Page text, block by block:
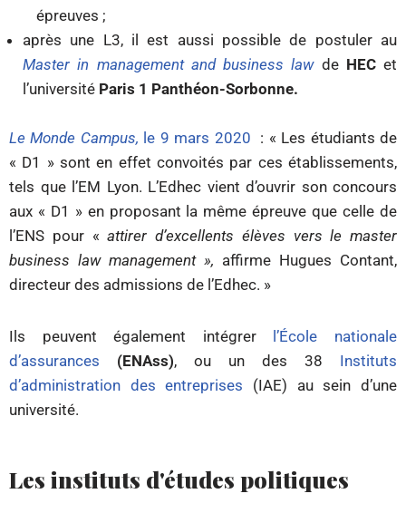
épreuves ;
après une L3, il est aussi possible de postuler au
Master in management and business law de HECet
l’université Paris 1 Panthéon-Sorbonne.
Le Monde Campus, le 9 mars 2020 : « Les étudiants de
« D1 » sont en effet convoités par ces établissements,
tels que l’EM Lyon. L’Edhec vient d’ouvrir son concours
aux « D1 » en proposant la même épreuve que celle de
l’ENS pour «attirer d’excellents élèves vers le master
business law management », affirme Hugues Contant,
directeur des admissions de l’Edhec. »
Ils peuvent également intégrer
l’École nationale
d’assurances (ENAss), ou un des 38 Instituts
d’administration des entreprises (IAE) au sein d’une
université.
Les instituts d'études politiques